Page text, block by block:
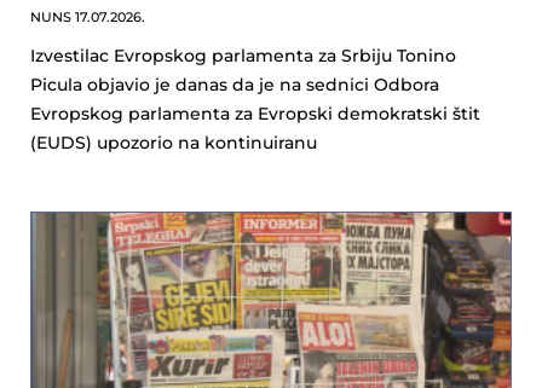
NUNS 17.07.2026.
Izvestilac Evropskog parlamenta za Srbiju Tonino
Picula objavio je danas da je na sednici Odbora
Evropskog parlamenta za Evropski demokratski štit
(EUDS) upozorio na kontinuiranu